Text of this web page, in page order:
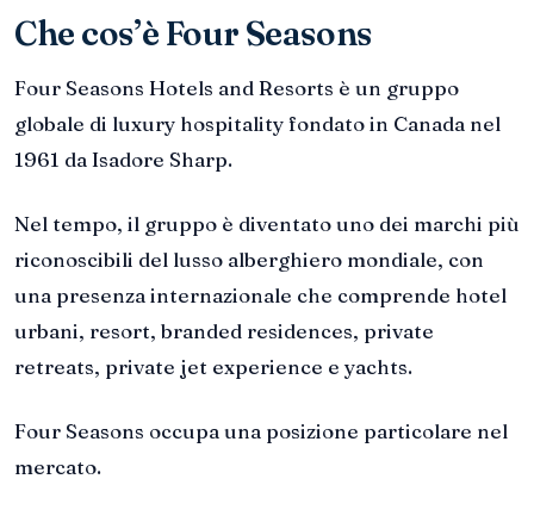
Che cos’è Four Seasons
Four Seasons Hotels and Resorts è un gruppo
globale di luxury hospitality fondato in Canada nel
1961 da Isadore Sharp.
Nel tempo, il gruppo è diventato uno dei marchi più
riconoscibili del lusso alberghiero mondiale, con
una presenza internazionale che comprende hotel
urbani, resort, branded residences, private
retreats, private jet experience e yachts.
Four Seasons occupa una posizione particolare nel
mercato.